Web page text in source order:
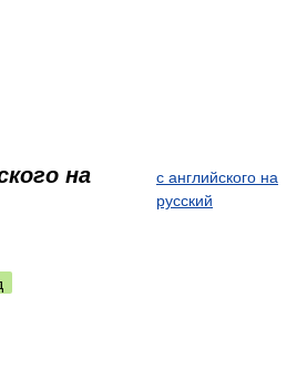
на
с английского на
русский